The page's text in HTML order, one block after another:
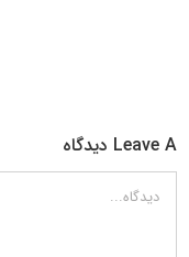
Leave A دیدگاه
دیدگاه